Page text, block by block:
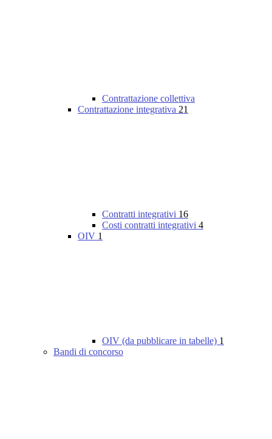
Contrattazione collettiva
Contrattazione integrativa 21
Contratti integrativi 16
Costi contratti integrativi 4
OIV 1
OIV (da pubblicare in tabelle) 1
Bandi di concorso